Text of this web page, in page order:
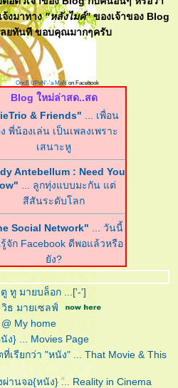
งมาทาง"หลังไมค์"ของเจ้าของ Blog
ลยทันที ขอบคุณมากๆครับ
OncE UPoN'-'a MaN on Facebook
Blog ใหม่ล่าสด..สด
& Friends" ... เพื่อน
พี่น้องเล่น เป็นเพลงเพราะ
เสนาะหู
Antebellum : Need You
... ลูกทุ่งแบบมะกัน แต่
สีสันระดับโลก
Social Network" ... วันนี้
จัก Facebook ดีพอแล้วหรือ
ัง?
Potter and the Deathly
: Part I" ... ฉันต้องเปิด
เพื่อจะปิด!
: Kid"... คำตอบของ
งอินดี้ที่ฟังง่าย อยู่ในอัลบั้มนี้
ทู มายบล็อก ...['-']
ธ มายเซลฟ์
My home
ง} ... Movies Page
เรียกว่า "หนัง" ... That Movie & This
ผ่านจอ{หนัง} ... Reality in Cinema